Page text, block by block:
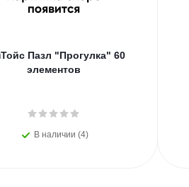
Пазл "Прогулка" 60
элементов
В наличии (4)